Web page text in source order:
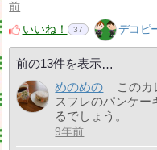
前
いいね！
37 デコピ
前の13件を表示
めのめの
このカ
スフレのパンケー
るでしょう。
9年前